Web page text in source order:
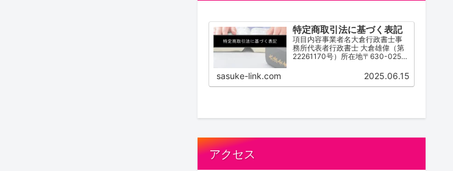
特定商取引法に基づく表記
項目内容事業者名大倉行政書士事
務所代表者行政書士 大倉雄偉（第
22261170号）所在地〒630-0252
号電話番号0743-83-2162営業時
間 / 受付時間9:00~18:00（不定
sasuke-link.com 2025.06.15
アクセス